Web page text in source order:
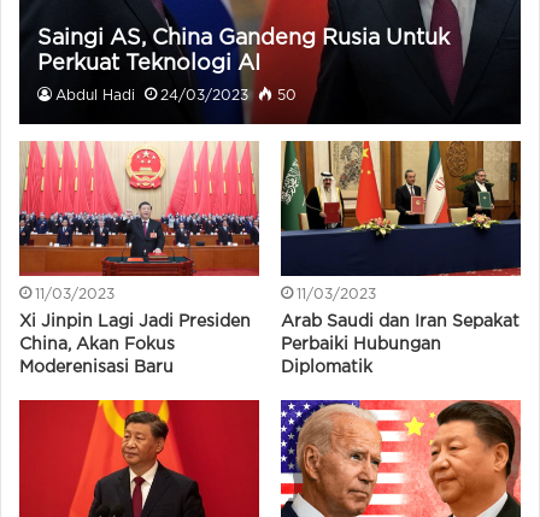
Saingi AS, China Gandeng Rusia Untuk
Perkuat Teknologi AI
Abdul Hadi 24/03/2023 50
11/03/2023
Xi Jinpin Lagi Jadi Presiden
China, Akan Fokus
Moderenisasi Baru
11/03/2023
Arab Saudi dan Iran Sepakat
Perbaiki Hubungan
Diplomatik